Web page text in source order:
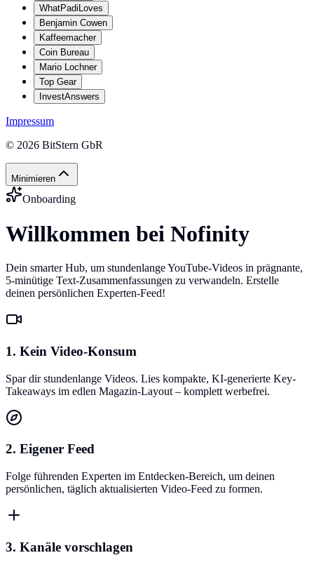
WhatPadiLoves
Benjamin Cowen
Kaffeemacher
Coin Bureau
Mario Lochner
Top Gear
InvestAnswers
Impressum
© 2026 BitStern GbR
Minimieren
Onboarding
Willkommen bei Nofinity
Dein smarter Hub, um stundenlange YouTube-Videos in prägnante,
5-minütige Text-Zusammenfassungen zu verwandeln. Erstelle
deinen persönlichen Experten-Feed!
1. Kein Video-Konsum
Spar dir stundenlange Videos. Lies kompakte, KI-generierte Key-
Takeaways im edlen Magazin-Layout – komplett werbefrei.
2. Eigener Feed
Folge führenden Experten im Entdecken-Bereich, um deinen
persönlichen, täglich aktualisierten Video-Feed zu formen.
3. Kanäle vorschlagen